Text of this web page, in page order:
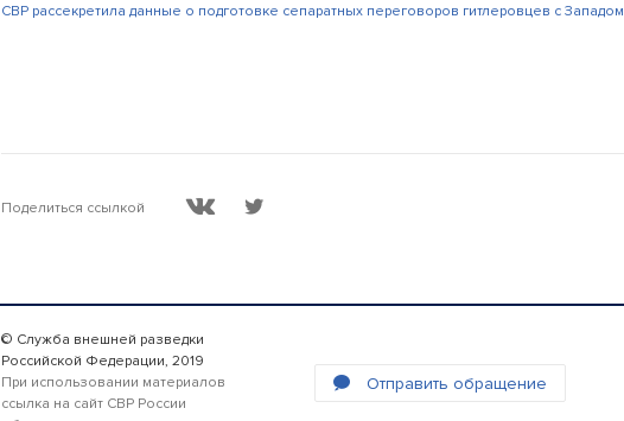
СВР рассекретила данные о подготовке сепаратных переговоров гитлеровцев с Западом
Поделиться ссылкой
© Служба внешней разведки
Российской Федерации, 2019
При использовании материалов
ссылка на сайт СВР России
Отправить обращение